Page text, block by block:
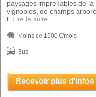
paysages imprenables de
vignobles, de champs
l' Lire la suite
Moins de 1500 €/mois
Bus
Recevoir plus d'infos